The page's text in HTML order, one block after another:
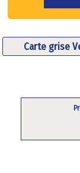
Carte grise